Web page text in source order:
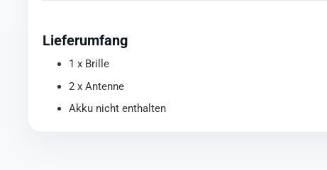
Lieferumfang
1 x Brille
2 x Antenne
Akku nicht enthalten